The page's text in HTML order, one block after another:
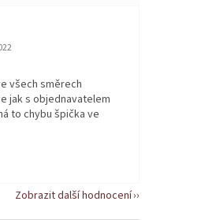
obchodu je 5 z 5 hvězdiček.
všech směrech
jak s objednavatelem
to chybu špička ve
Zobrazit další hodnocení